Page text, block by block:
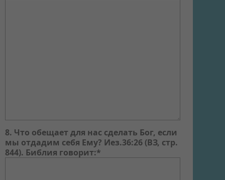
8. Что обещает для нас сделать Бог, если
мы отдадим себя Ему? Иез.36:26 (ВЗ, стр.
844). Библия говорит:*